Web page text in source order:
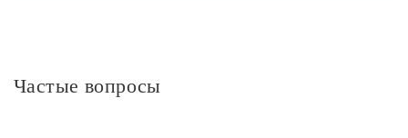
Частые вопросы